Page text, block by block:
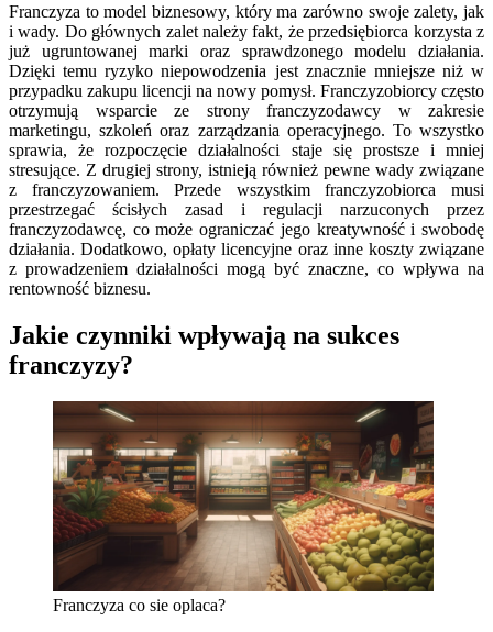
Franczyza to model biznesowy, który ma zarówno swoje zalety, jak
i wady. Do głównych zalet należy fakt, że przedsiębiorca korzysta z
już ugruntowanej marki oraz sprawdzonego modelu działania.
Dzięki temu ryzyko niepowodzenia jest znacznie mniejsze niż w
przypadku zakupu licencji na nowy pomysł. Franczyzobiorcy często
otrzymują wsparcie ze strony franczyzodawcy w zakresie
marketingu, szkoleń oraz zarządzania operacyjnego. To wszystko
sprawia, że rozpoczęcie działalności staje się prostsze i mniej
stresujące. Z drugiej strony, istnieją również pewne wady związane
z franczyzowaniem. Przede wszystkim franczyzobiorca musi
przestrzegać ścisłych zasad i regulacji narzuconych przez
franczyzodawcę, co może ograniczać jego kreatywność i swobodę
działania. Dodatkowo, opłaty licencyjne oraz inne koszty związane
z prowadzeniem działalności mogą być znaczne, co wpływa na
rentowność biznesu.
Jakie czynniki wpływają na sukces
franczyzy?
Franczyza co sie oplaca?